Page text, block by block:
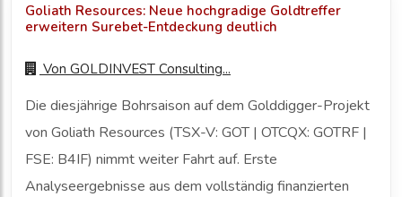
Goliath Resources: Neue hochgradige Goldtreffer
erweitern Surebet-Entdeckung deutlich
Von GOLDINVEST Consulting...
Die diesjährige Bohrsaison auf dem Golddigger-Projekt
von Goliath Resources (TSX-V: GOT | OTCQX: GOTRF |
FSE: B4IF) nimmt weiter Fahrt auf. Erste
Analyseergebnisse aus dem vollständig finanzierten